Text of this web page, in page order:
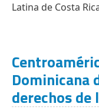
Latina de Costa
Dominicana
derechos de